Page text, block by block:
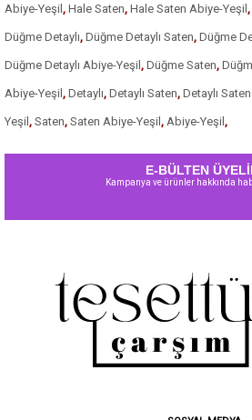
Abiye-Yeşil , Hale Saten, Hale Saten Abiye-Yeşil ,
Düğme Detaylı, Düğme Detaylı Saten, Düğme
Düğme Detaylı Abiye-Yeşil , Düğme Saten,
Abiye-Yeşil , Detaylı, Detaylı Saten, Detaylı
Yeşil , Saten, Saten Abiye-Yeşil , Abiye-Yeşil ,
E-BÜLTEN
Kampanya ve ürünler hakkında